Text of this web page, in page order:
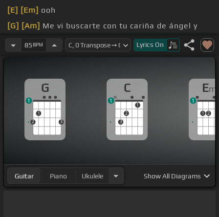
[E] [Em] ooh
[G] [Am] Me vi buscarte con tu cariña de ángel y
[Em]José
85 BPM Lyrics On
G
2
1
3
1
C
3
2
1
1
Em
1 2
1
Guitar Piano Ukulele ShowAll Diagrams